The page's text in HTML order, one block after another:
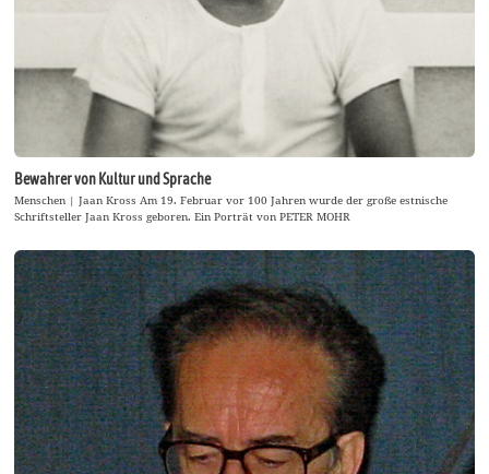
Bewahrer von Kultur und Sprache
Menschen | Jaan Kross Am 19. Februar vor 100 Jahren wurde der große estnische
Schriftsteller Jaan Kross geboren. Ein Porträt von PETER MOHR